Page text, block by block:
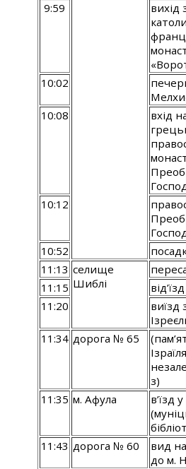
9:59
вихід
10:02
10:08
вхід
10:12
10:52
11:13 селище
Шиблі
11:15
від’їзд
11:20
виїзд
11:34 дорога № 65
з)
11:35 м. Афула
в’їзд
11:43 дорога № 60
вид
до м.